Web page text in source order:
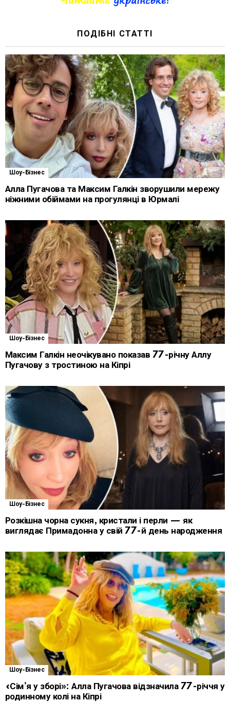
ПОДІБНІ СТАТТІ
Шоу-Бізнес
Алла Пугачова та Максим Галкін зворушили мережу
ніжними обіймами на прогулянці в Юрмалі
Шоу-Бізнес
Максим Галкін неочікувано показав 77-річну Аллу
Пугачову з тростиною на Кіпрі
Шоу-Бізнес
Розкішна чорна сукня, кристали і перли — як
виглядає Примадонна у свій 77-й день народження
Шоу-Бізнес
«Сім’я у зборі»: Алла Пугачова відзначила 77-річчя у
родинному колі на Кіпрі